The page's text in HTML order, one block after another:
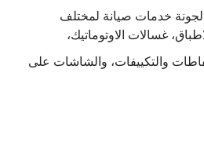
خدمات صيانة لمختلف
غسالات الاوتوماتيك،
والتكييفات، والشاشات على